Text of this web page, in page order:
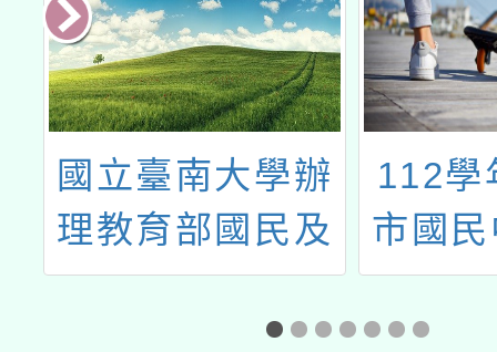
國立臺南大學辦
理教育部國民及
學前教育署
「112學年度國
112學
市國
生學
行政推